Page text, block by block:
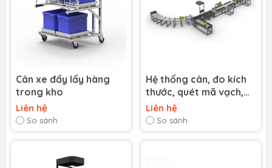
Cân xe đẩy lấy hàng
trong kho
Liên hệ
So sánh
Hệ thống cân, đo kích
thước, quét mã vạch,
và phân loại bưu kiện
Liên hệ
So sánh